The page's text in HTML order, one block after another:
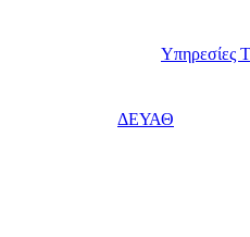
Υπηρεσίες
ΔΕΥΑΘ